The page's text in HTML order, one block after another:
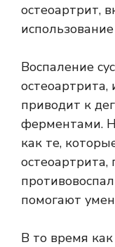
остеоартрит,
Воспаление
остеоартрита,
приводит к
ферментами.
как те,
помогают
В то время